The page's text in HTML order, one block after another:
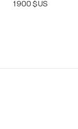
1 900 $US